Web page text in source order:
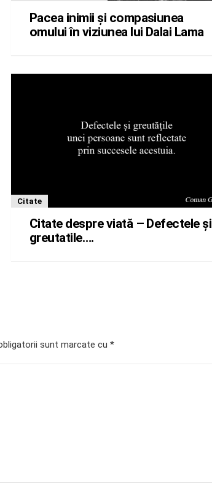
Pacea inimii și compasiunea
omului în viziunea lui Dalai Lama
Citate
Citate despre viată – Defectele şi
greutatile….
sunt marcate cu *